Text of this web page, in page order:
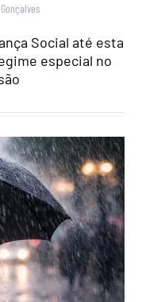
Social até esta
especial no